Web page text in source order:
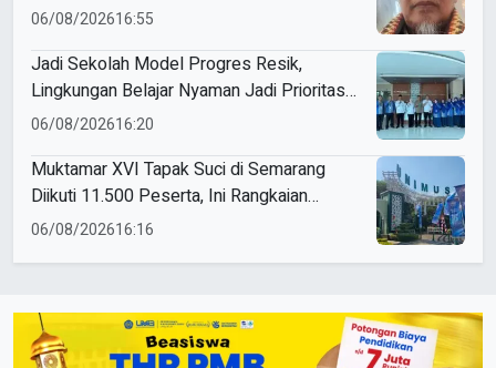
06/08/202616:55
Jadi Sekolah Model Progres Resik,
Lingkungan Belajar Nyaman Jadi Prioritas
Smamio Gresik
06/08/202616:20
Muktamar XVI Tapak Suci di Semarang
Diikuti 11.500 Peserta, Ini Rangkaian
Agendanya
06/08/202616:16